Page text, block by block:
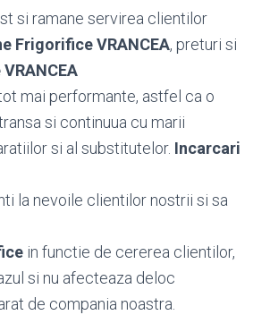
si ramane servirea clientilor
Frigorifice VRANCEA, preturi si
mai performante, astfel ca o
si continuua cu marii
si al substitutelor. Incarcari
la nevoile clientilor nostrii si sa
in functie de cererea clientilor,
si nu afecteaza deloc
de compania noastra.